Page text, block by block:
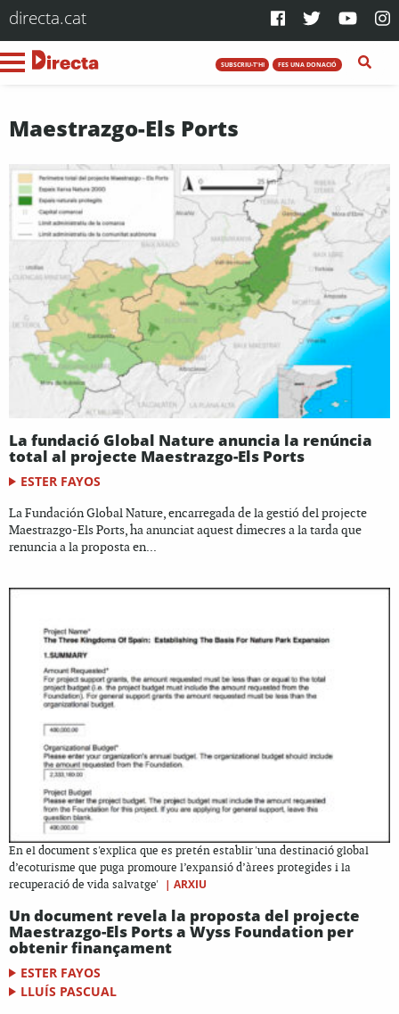
directa.cat
SUBSCRIU-T'HI FES UNA DONACIÓ
Maestrazgo-Els Ports
La fundació Global Nature anuncia la renúncia
total al projecte Maestrazgo-Els Ports
ESTER FAYOS
La Fundación Global Nature, encarregada de la gestió del projecte
Maestrazgo-Els Ports, ha anunciat aquest dimecres a la tarda que
renuncia a la proposta en...
En el document s'explica que es pretén establir 'una destinació global
d’ecoturisme que puga promoure l’expansió d’àrees protegides i la
recuperació de vida salvatge' | ARXIU
Un document revela la proposta del projecte
Maestrazgo-Els Ports a Wyss Foundation per
obtenir finançament
ESTER FAYOS
LLUÍS PASCUAL